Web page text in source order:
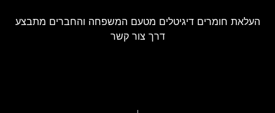
העלאת חומרים דיגיטלים מטעם המשפחה והחברים מתבצע
דרך צור קשר